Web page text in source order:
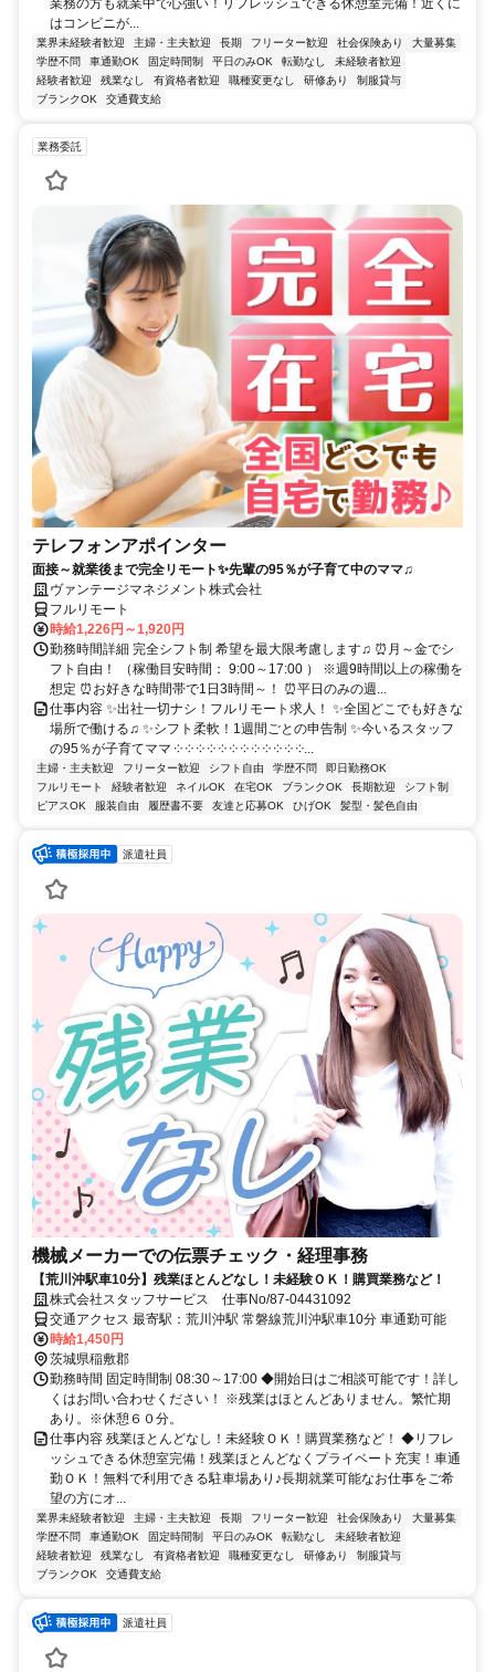
はコンビニが...
業界未経験者歓迎 主婦・主夫歓迎 長期 フリーター歓迎 社会保険あり
大量募集
学歴不問
車通勤OK 固定時間制 平日のみOK 転勤なし
未経験者歓迎
経験者歓迎
残業なし 有資格者歓迎 職種変更なし 研修あり
制服貸与
ブランクOK
交通費支給
業務委託
テレフォンアポインター
面接～就業後まで完全リモート✨先輩の95％が子育て中のママ♫
ヴァンテージマネジメント株式会社
フルリモート
時給1,226円～1,920円
勤務時間詳細 完全シフト制 希望を最大限考慮します♫ ⏰月～金でシ
フト自由！ （稼働目安時間： 9:00～17:00 ） ※週9時間以上の稼働を
想定 ⏰お好きな時間帯で1日3時間～！ ⏰平日のみの週...
仕事内容 ✨出社一切ナシ！フルリモート求人！ ✨全国どこでも好きな
場所で働ける♫ ✨シフト柔軟！1週間ごとの申告制 ✨今いるスタッフ
の95％が子育てママ ༶ ༶ ༶ ༶ ༶ ༶ ༶ ༶ ༶ ༶ ༶ ༶...
主婦・主夫歓迎 フリーター歓迎 シフト自由 学歴不問
即日勤務OK
フルリモート
経験者歓迎 ネイルOK 在宅OK ブランクOK 長期歓迎
シフト制
ピアスOK
服装自由 履歴書不要 友達と応募OK ひげOK 髪型・髪色自由
派遣社員
機械メーカーでの伝票チェック・経理事務
【荒川沖駅車10分】残業ほとんどなし！未経験ＯＫ！購買業務など！
株式会社スタッフサービス 仕事No/87-04431092
交通アクセス 最寄駅：荒川沖駅 常磐線荒川沖駅車10分 車通勤可能
時給1,450円
茨城県稲敷郡
勤務時間 固定時間制 08:30～17:00 ◆開始日はご相談可能です！詳し
くはお問い合わせください！ ※残業はほとんどありません。繁忙期
あり。※休憩６０分。
仕事内容 残業ほとんどなし！未経験ＯＫ！購買業務など！ ◆リフレ
ッシュできる休憩室完備！残業ほとんどなくプライベート充実！車通
勤ＯＫ！無料で利用できる駐車場あり♪長期就業可能なお仕事をご希
望の方にオ...
業界未経験者歓迎 主婦・主夫歓迎 長期 フリーター歓迎 社会保険あり
大量募集
学歴不問
車通勤OK 固定時間制 平日のみOK 転勤なし
未経験者歓迎
経験者歓迎
残業なし 有資格者歓迎 職種変更なし 研修あり
制服貸与
ブランクOK
交通費支給
派遣社員